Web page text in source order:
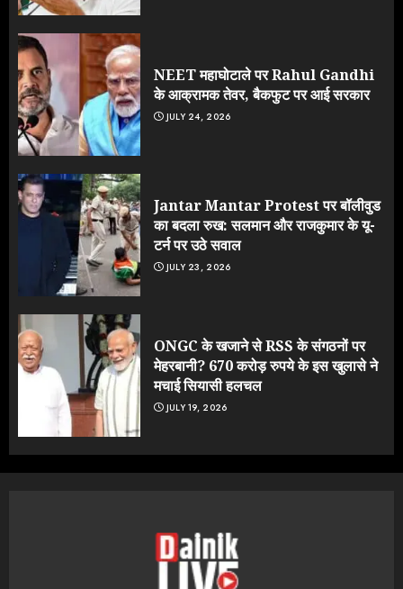
NEET महाघोटाले पर Rahul Gandhi
के आक्रामक तेवर, बैकफुट पर आई सरकार
JULY 24, 2026
Jantar Mantar Protest पर बॉलीवुड
का बदला रुख: सलमान और राजकुमार के यू-
टर्न पर उठे सवाल
JULY 23, 2026
ONGC के खजाने से RSS के संगठनों पर
मेहरबानी? 670 करोड़ रुपये के इस खुलासे ने
मचाई सियासी हलचल
JULY 19, 2026